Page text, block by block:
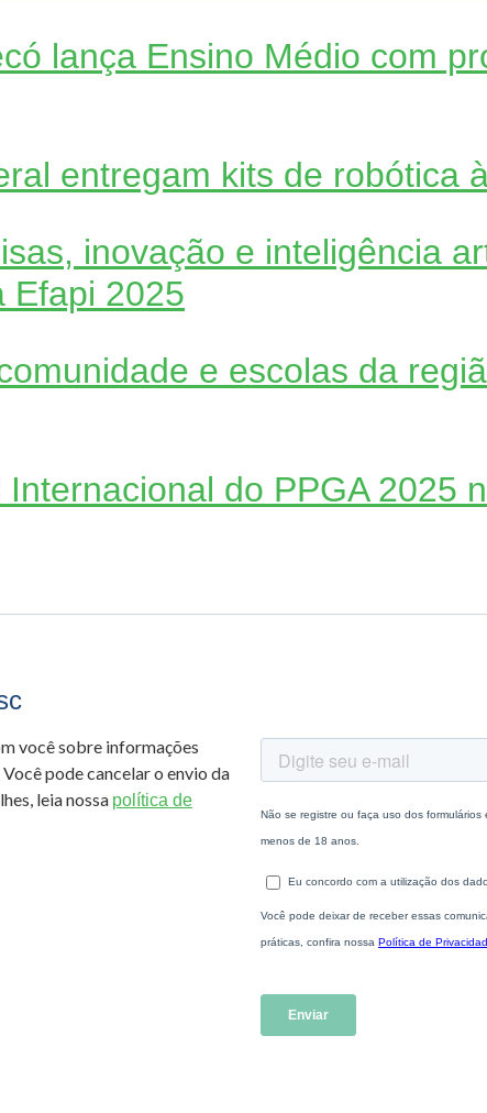
lança Ensino Médio com
entregam kits de robótica
inovação e inteligência
Efapi 2025
e escolas da
do PPGA 2025
você sobre informações
pode cancelar o envio da
leia nossa política de